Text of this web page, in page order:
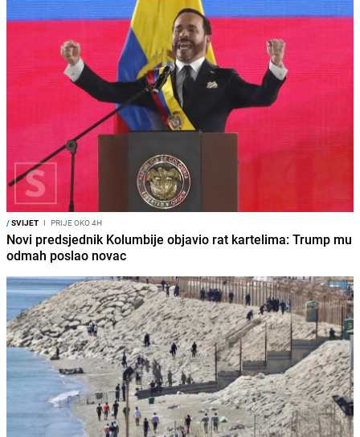
/SVIJET I PRIJE OKO 4H
Novi predsjednik Kolumbije objavio rat kartelima: Trump mu
odmah poslao novac